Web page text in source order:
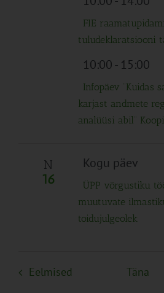
FIE
tuludeklaratsiooni
10:00- 15:00
Infopäev “Kuidas
karjast andmete
analüüsi abil”
N
16
Kogu päev
ÜPP võrgustiku
muutuvate
toidujulgeolek
Eelmised SündmusedTäna